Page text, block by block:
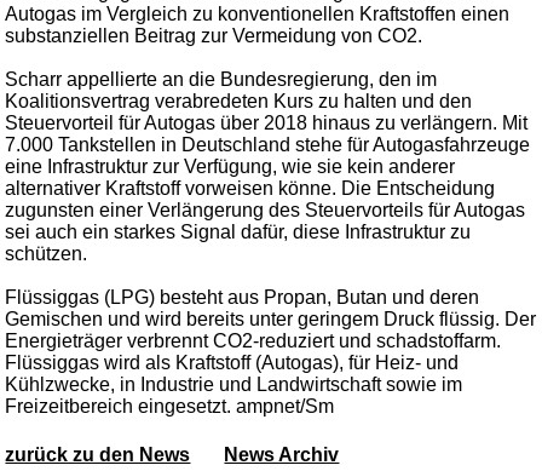
Autogas im Vergleich zu konventionellen Kraftstoffen einen
substanziellen Beitrag zur Vermeidung von CO2.
Scharr appellierte an die Bundesregierung, den im
Koalitionsvertrag verabredeten Kurs zu halten und den
Steuervorteil für Autogas über 2018 hinaus zu verlängern. Mit
7.000 Tankstellen in Deutschland stehe für Autogasfahrzeuge
eine Infrastruktur zur Verfügung, wie sie kein anderer
alternativer Kraftstoff vorweisen könne. Die Entscheidung
zugunsten einer Verlängerung des Steuervorteils für Autogas
sei auch ein starkes Signal dafür, diese Infrastruktur zu
schützen.
Flüssiggas (LPG) besteht aus Propan, Butan und deren
Gemischen und wird bereits unter geringem Druck flüssig. Der
Energieträger verbrennt CO2-reduziert und schadstoffarm.
Flüssiggas wird als Kraftstoff (Autogas), für Heiz- und
Kühlzwecke, in Industrie und Landwirtschaft sowie im
Freizeitbereich eingesetzt. ampnet/Sm
zurück zu den News News Archiv